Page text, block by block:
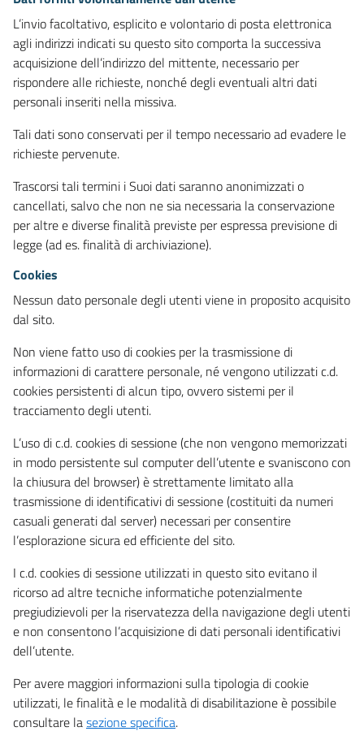
L’invio facoltativo, esplicito e volontario di posta elettronica
agli indirizzi indicati su questo sito comporta la successiva
acquisizione dell’indirizzo del mittente, necessario per
rispondere alle richieste, nonché degli eventuali altri dati
personali inseriti nella missiva.
Tali dati sono conservati per il tempo necessario ad evadere le
richieste pervenute.
Trascorsi tali termini i Suoi dati saranno anonimizzati o
cancellati, salvo che non ne sia necessaria la conservazione
per altre e diverse finalità previste per espressa previsione di
legge (ad es. finalità di archiviazione).
Cookies
Nessun dato personale degli utenti viene in proposito acquisito
dal sito.
Non viene fatto uso di cookies per la trasmissione di
informazioni di carattere personale, né vengono utilizzati c.d.
cookies persistenti di alcun tipo, ovvero sistemi per il
tracciamento degli utenti.
L’uso di c.d. cookies di sessione (che non vengono memorizzati
in modo persistente sul computer dell’utente e svaniscono con
la chiusura del browser) è strettamente limitato alla
trasmissione di identificativi di sessione (costituiti da numeri
casuali generati dal server) necessari per consentire
l’esplorazione sicura ed efficiente del sito.
I c.d. cookies di sessione utilizzati in questo sito evitano il
ricorso ad altre tecniche informatiche potenzialmente
pregiudizievoli per la riservatezza della navigazione degli utenti
e non consentono l’acquisizione di dati personali identificativi
dell’utente.
Per avere maggiori informazioni sulla tipologia di cookie
utilizzati, le finalità e le modalità di disabilitazione è possibile
consultare lasezione specifica.